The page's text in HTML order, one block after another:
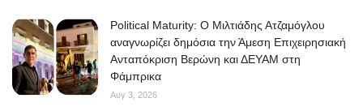
Political Maturity: Ο Μιλτιάδης Ατζαμόγλου
αναγνωρίζει δημόσια την Άμεση Επιχειρησιακή
Ανταπόκριση Βερώνη και ΔΕΥΑΜ στη
Φάμπρικα
Αυγ 3, 2026